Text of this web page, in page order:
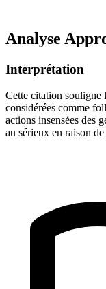
Analyse
Interprétation
Cette citation souligne
considérées comme
actions insensées des
au sérieux en raison